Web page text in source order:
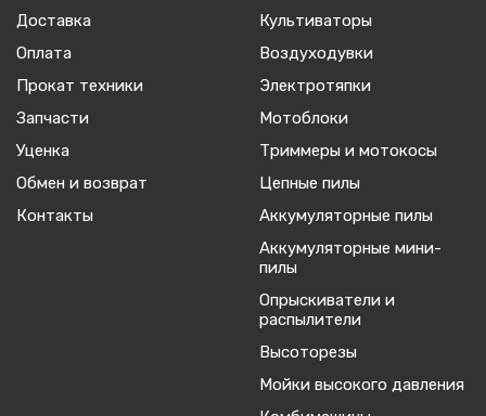
Доставка
Оплата
Прокат техники
Запчасти
Уценка
Обмен и возврат
Контакты
Культиваторы
Воздуходувки
Электротяпки
Мотоблоки
Триммеры и мотокосы
Цепные пилы
Аккумуляторные пилы
Аккумуляторные мини-
пилы
Опрыскиватели и
распылители
Высоторезы
Мойки высокого давления